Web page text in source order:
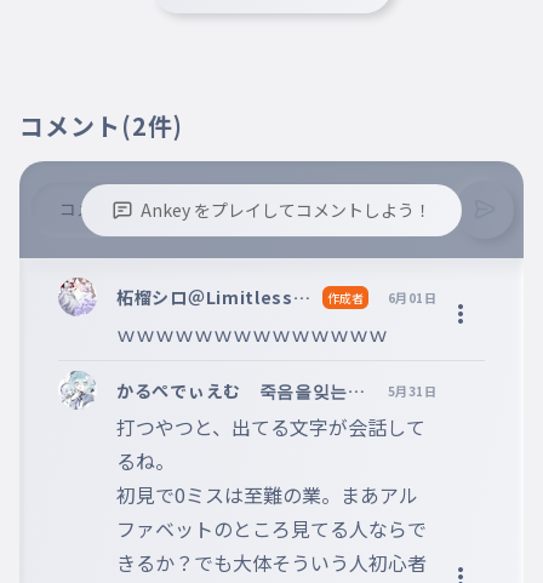
コメント (2件)
Ankey をプレイしてコメントしよう！
※コメントするには、ログインが必要です。
柘榴シロ＠Limitless＠
arisas
作成者 6月01日
ｗｗｗｗｗｗｗｗｗｗｗｗｗｗ
かるぺでぃえむ 죽음을잊는일
@Homing_ ＠ボカロ
応援団
5月31日
打つやつと、出てる文字が会話して
るね。
初見で0ミスは至難の業。まあアル
ファベットのところ見てる人ならで
きるか？でも大体そういう人初心者